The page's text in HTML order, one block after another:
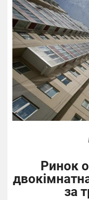
Ринок
за